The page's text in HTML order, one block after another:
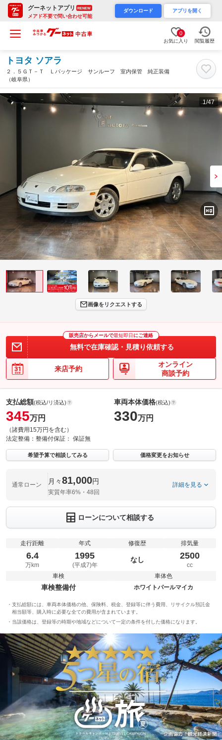
グーネットアプリ RENEW
メアド不要で問い合わせ可能
ダウンロード アプリを開く
0
お気に入り 閲覧履歴
トヨタ ソアラ
２．５ＧＴ－Ｔ Ｌパッケージ サンルーフ 室内保管 純正装備
（岐阜県）
1 /47
画像をリクエストする
販売店からメールで最短即日 にご連絡
無料で在庫確認・見積り依頼する
来店予約
オンライン
商談予約
支払総額(税込/リ済込)
345万円
（諸費用15万円を含む）
車両本体価格(税込)
330万円
法定整備： 整備付保証： 保証無
希望予算で相談してみる 価格変更をお知らせ
通常ローン 月々81,000円
実質年率6%・48回
詳細を見る
ローンについて相談する
走行距離
6.4
万km
年式
1995
(平成7)年
修復歴
なし
排気量
2500
cc
車検
車検整備付
車体色
ホワイトパールマイカ
支払総額には、車両本体価格の他、保険料、税金、登録等に伴う費用、リサイクル預託金
相当額等、購入時に必要な全ての費用が含まれています。
当該価格は、登録等の時期や地域などについて一定の条件を付した価格になります。